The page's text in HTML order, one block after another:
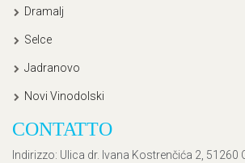
Dramalj
Selce
Jadranovo
Novi Vinodolski
CONTATTO
Indirizzo: Ulica dr. Ivana Kostrenčića 2, 51260